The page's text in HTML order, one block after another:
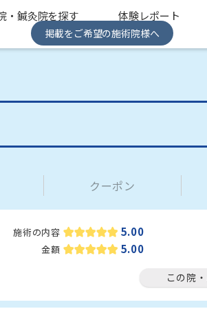
・鍼灸院を探す 体験レポート
掲載をご希望の施術院様へ
クーポン
施術の内容 5.00
金額 5.00
この院